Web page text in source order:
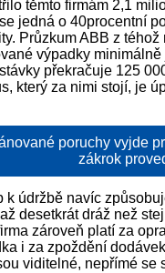
těmto firmám 2,1
jedná o 40procentní
Průzkum ABB z
výpadky
překračuje 125
který za nimi stojí, je
poruchy vyjde
zákrok
k údržbě navíc
desetkrát dráž než
zároveň platí za
i za zpoždění
viditelné, nepřímé se